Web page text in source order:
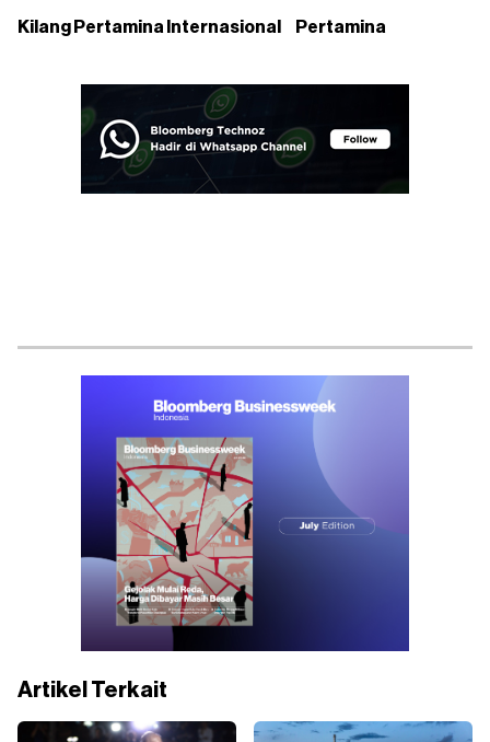
Kilang Pertamina Internasional Pertamina
Artikel Terkait